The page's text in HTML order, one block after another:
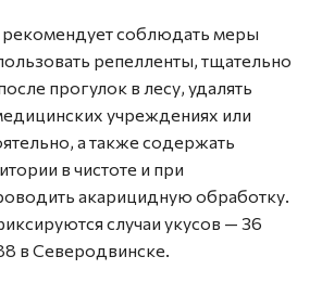
соблюдать меры
репелленты, тщательно
прогулок в лесу, удалять
учреждениях или
а также содержать
в чистоте и при
акарицидную обработку.
случаи укусов — 36
в Северодвинске.